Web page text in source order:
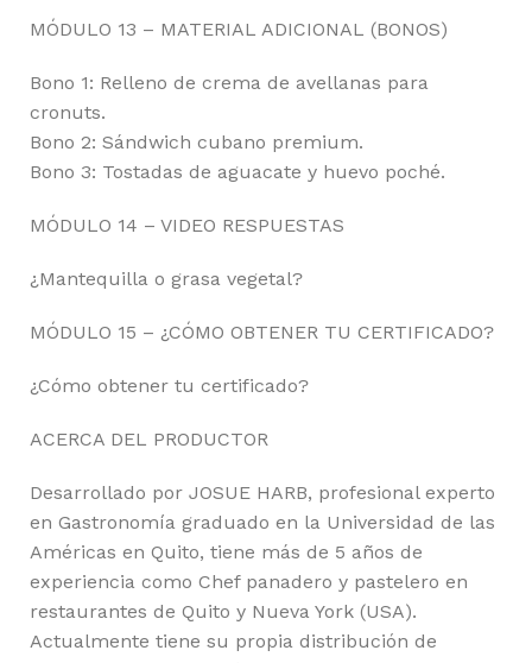
MÓDULO 13 – MATERIAL ADICIONAL (BONOS)
Bono 1: Relleno de crema de avellanas para
cronuts.
Bono 2: Sándwich cubano premium.
Bono 3: Tostadas de aguacate y huevo poché.
MÓDULO 14 – VIDEO RESPUESTAS
¿Mantequilla o grasa vegetal?
MÓDULO 15 – ¿CÓMO OBTENER TU CERTIFICADO?
¿Cómo obtener tu certificado?
ACERCA DEL PRODUCTOR
Desarrollado por JOSUE HARB, profesional experto
en Gastronomía graduado en la Universidad de las
Américas en Quito, tiene más de 5 años de
experiencia como Chef panadero y pastelero en
restaurantes de Quito y Nueva York (USA).
Actualmente tiene su propia distribución de